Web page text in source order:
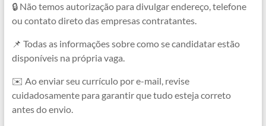
🔒 Não temos autorização para divulgar endereço, telefone
ou contato direto das empresas contratantes.
📌 Todas as informações sobre como se candidatar estão
disponíveis na própria vaga.
✉️ Ao enviar seu currículo por e-mail, revise
cuidadosamente para garantir que tudo esteja correto
antes do envio.